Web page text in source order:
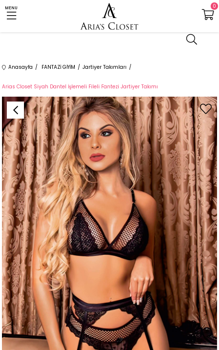
MENU 0
Anasayfa FANTAZİ GİYİM Jartiyer Takımları
Arias Closet Siyah Dantel İşlemeli Fileli Fantezi Jartiyer Takımı